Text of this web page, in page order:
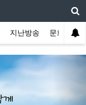
지난방송 문화사역